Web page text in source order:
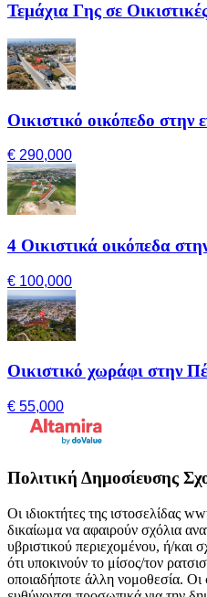
Τεμάχια Γης σε
Οικιστικό οικόπεδο στην
€ 290,000
4 Οικιστικά οικόπεδα
€ 100,000
Οικιστικό χωράφι στην
€ 55,000
Πολιτική Δημοσίευσης
Οι ιδιοκτήτες της ιστοσελίδας
δικαίωμα να αφαιρούν σχόλια
υβριστικού περιεχομένου, ή/και
ότι υποκινούν το μίσος/τον
οποιαδήποτε άλλη νομοθεσία.